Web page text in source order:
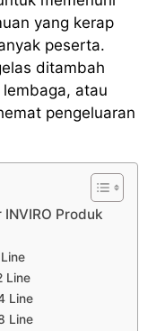
yang kerap
peserta.
ditambah
atau
pengeluaran
Produk
Line
Line
Line